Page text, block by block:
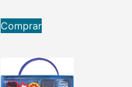
Comprar